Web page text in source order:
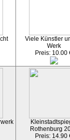
Viele Künstler
Werk
Preis: 10.00
Rothenburg
Preis: 14.90